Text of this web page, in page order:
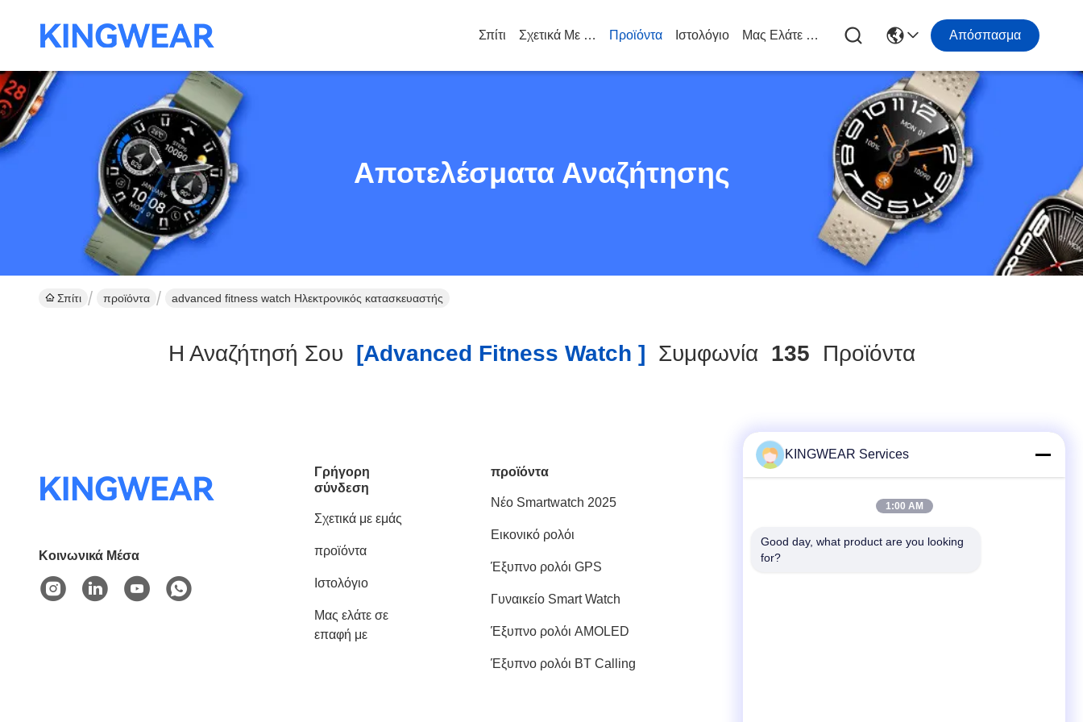
Σπίτι Σχετικά Με Εμάς Προϊόντα Ιστολόγιο Μας Ελάτε Σε Επαφή Με Απόσπασμα
Αποτελέσματα Αναζήτησης
Σπίτι προϊόντα advanced fitness watch Ηλεκτρονικός κατασκευαστής
Η Αναζήτησή Σου [advanced Fitness Watch ] Συμφωνία 135 Προϊόντα
Κοινωνικά Μέσα
Γρήγορη
σύνδεση
Σχετικά με εμάς
προϊόντα
Ιστολόγιο
Μας ελάτε σε
επαφή με
προϊόντα
Νέο Smartwatch 2025
Εικονικό ρολόι
Έξυπνο ρολόι GPS
Γυναικείο Smart Watch
Έξυπνο ρολόι AMOLED
Έξυπνο ρολόι BT Calling
Τηλεφώνημα
KINGWEAR Services
1:00 AM
Good day, what product are you looking
for?